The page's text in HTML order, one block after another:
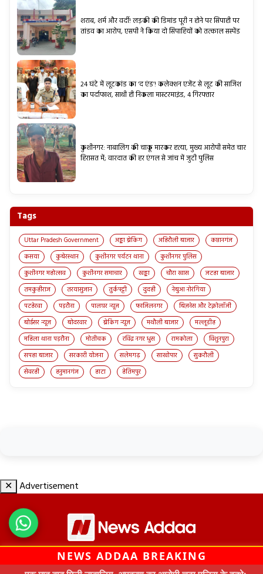
शराब, शर्म और वर्दी! लड़की की डिमांड पूरी न होने पर सिपाही पर
तांडव का आरोप, एसपी ने किया दो सिपाहियों को तत्काल सस्पेंड
24 घंटे में लूटकांड का ‘द एंड’! कलेक्शन एजेंट से लूट की साजिश
का पर्दाफाश, साथी ही निकला मास्टरमाइंड, 4 गिरफ्तार
कुशीनगर: नाबालिग की चाकू मारकर हत्या, मुख्य आरोपी समेत चार
हिरासत में; वारदात की हर एंगल से जांच में जुटी पुलिस
Tags
Uttar Pradesh Government अड्डा ब्रेकिंग अहिरौली बाजार
कप्तानगंज
कसया
कुबेरस्थान कुशीनगर पर्यटन थाना
कुशीनगर पुलिस
कुशीनगर महोत्सव
कुशीनगर समाचार खड्डा चौरा खास
जटहा बाजार
तमकुहीराज
तरयासुजान तुर्कपट्टी दुदही
नेबुआ नोरंगिया
पटहेरवा
पड़रौना पालघर न्यूज़ फाजिलनगर
बिज़नेस और टेक्नोलॉजी
बोईसर न्यूज़
बोदरवार ब्रेकिंग न्यूज़ मथौली बाजार
मल्लूडीह
महिला थाना पड़रौना
मोतीचक रविंद्र नगर धुस रामकोला
विशुनपुरा
सपहा बाजार
सरकारी योजना सलेमगढ़ साखोपार
सुकरौली
सेवरही
हनुमानगंज हाटा हेतिमपुर
✕ Advertisement
© All Rights Reserved by News Addaa 2020
NEWS ADDAA BREAKING